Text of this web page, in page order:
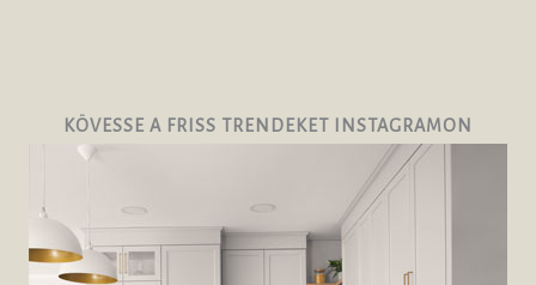
KÖVESSE A FRISS TRENDEKET INSTAGRAMON